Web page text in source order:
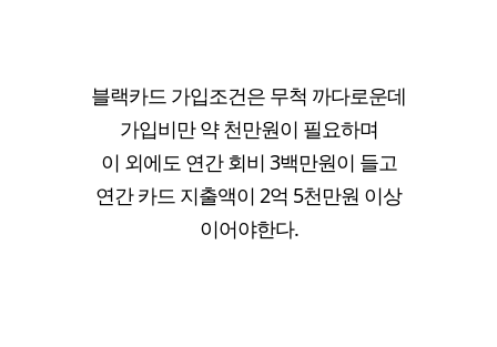
블랙카드 가입조건은 무척 까다로운데
가입비만 약 천만원이 필요하며
이 외에도 연간 회비 3백만원이 들고
연간 카드 지출액이 2억 5천만원 이상
이어야한다.